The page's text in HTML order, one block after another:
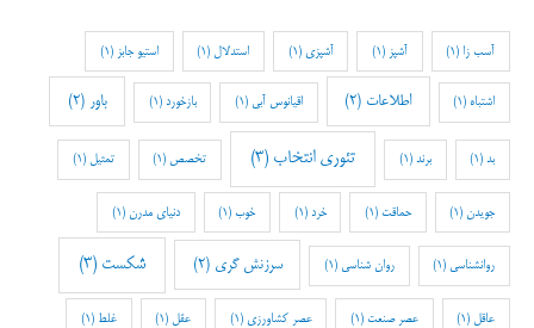
آسب زا (1) آشپز (1) آشپزی (1) استدلال (1) استیو جابز (1)
اشتباه (1) اطلاعات (2) اقیانوس آبی (1) بازخورد (1) باور (2)
بد(1) برند (1) تئوری انتخاب (3) تخصص (1) تمثیل (1)
جویدن (1) حماقت (1) خرد (1) خوب(1) دنیای مدرن (1)
روانشناسی (1) روان شناسی (1) سرزنش گری (2) شکست (3)
عاقل (1) عصر صنعت (1) عصر کشاورزی (1) عقل (1) غلط (1)